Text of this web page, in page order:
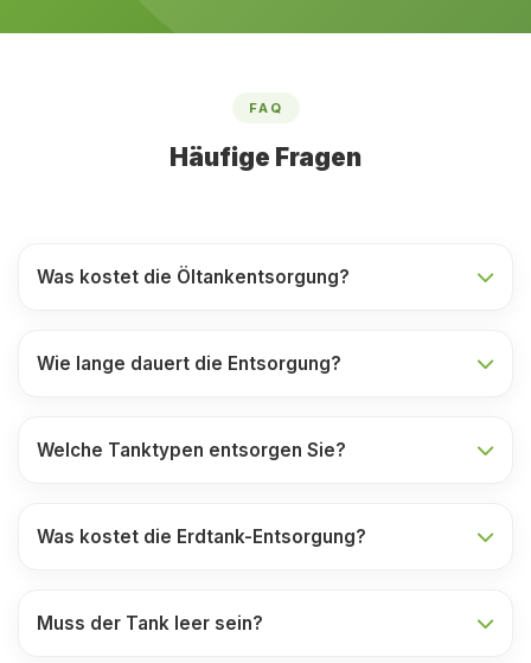
FAQ
Häufige Fragen
Was kostet die Öltankentsorgung?
Wie lange dauert die Entsorgung?
Welche Tanktypen entsorgen Sie?
Was kostet die Erdtank-Entsorgung?
Muss der Tank leer sein?